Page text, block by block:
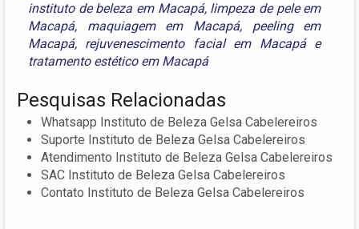
instituto de beleza em Macapá, limpeza de pele em
Macapá, maquiagem em Macapá, peeling em
Macapá, rejuvenescimento facial em Macapáe
tratamento estético em Macapá
Pesquisas Relacionadas
Whatsapp Instituto de Beleza Gelsa Cabelereiros
Suporte Instituto de Beleza Gelsa Cabelereiros
Atendimento Instituto de Beleza Gelsa Cabelereiros
SAC Instituto de Beleza Gelsa Cabelereiros
Contato Instituto de Beleza Gelsa Cabelereiros